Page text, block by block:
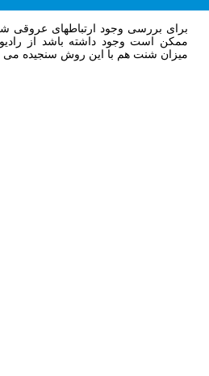
برای بررسی وجود ارتباطهای عروقی
میزان شنت هم با این روش سنجیده می